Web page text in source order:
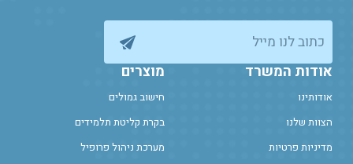
כתוב לנו מייל
אודות המשרד
אודותינו
הצוות שלנו
מדיניות פרטיות
מוצרים
חישוב גמולים
בקרת קליטת תלמידים
מערכת ניהול פרופיל